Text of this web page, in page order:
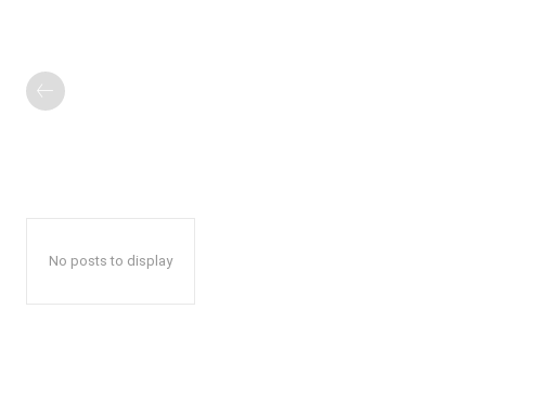
No posts to display